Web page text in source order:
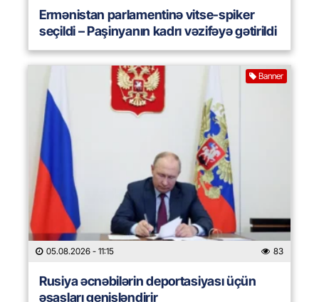
Ermənistan parlamentinə vitse-spiker
seçildi – Paşinyanın kadrı vəzifəyə gətirildi
Banner
05.08.2026 - 11:15 83
Rusiya əcnəbilərin deportasiyası üçün
əsasları genişləndirir